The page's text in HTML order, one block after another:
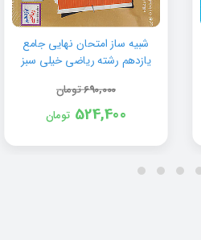
شبیه ساز امتحان نهایی جامع
یازدهم رشته ریاضی خیلی سبز
690,000تومان
524,400 تومان